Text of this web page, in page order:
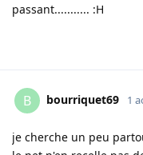
passant........... :H
B bourriquet69 1
je cherche un peu